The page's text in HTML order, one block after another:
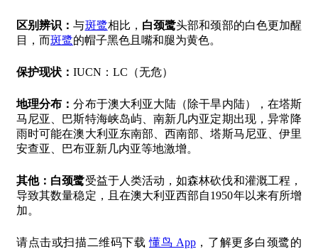
区别辨识：与斑鹭相比， 白颈鹭头部和颈部的白色更加醒
目，而斑鹭的帽子黑色且嘴和腿为黄色。
保护现状： IUCN：LC（无危）
地理分布：分布于澳大利亚大陆（除干旱内陆），在塔斯
马尼亚、巴斯特海峡岛屿、南新几内亚定期出现，异常降
雨时可能在澳大利亚东南部、西南部、塔斯马尼亚、伊里
安查亚、巴布亚新几内亚等地激增。
其他： 白颈鹭受益于人类活动，如森林砍伐和灌溉工程，
导致其数量稳定，且在澳大利亚西部自1950年以来有所增
加。
请点击或扫描二维码下载懂鸟 App，了解更多白颈鹭的